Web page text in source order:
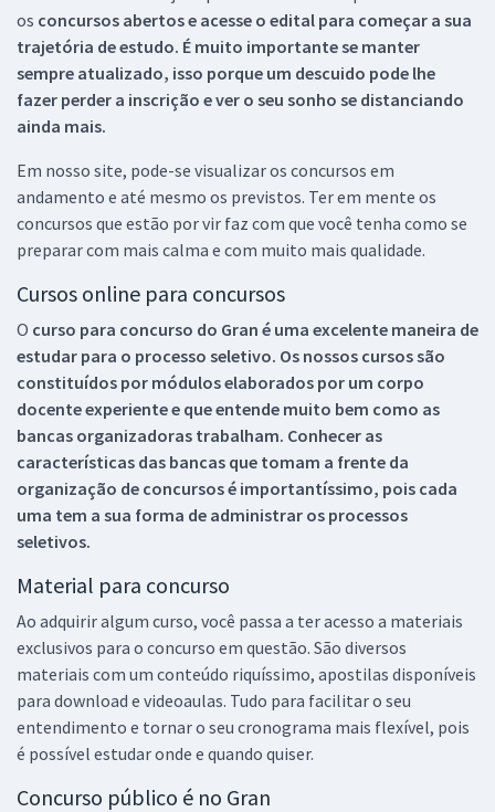
os concursos abertos e acesse o edital para começar a sua
trajetória de estudo. É muito importante se manter
sempre atualizado, isso porque um descuido pode lhe
fazer perder a inscrição e ver o seu sonho se distanciando
ainda mais.
Em nosso site, pode-se visualizar os concursos em
andamento e até mesmo os previstos. Ter em mente os
concursos que estão por vir faz com que você tenha como se
preparar com mais calma e com muito mais qualidade.
Cursos online para concursos
O curso para concurso do Gran é uma excelente maneira de
estudar para o processo seletivo. Os nossos cursos são
constituídos por módulos elaborados por um corpo
docente experiente e que entende muito bem como as
bancas organizadoras trabalham. Conhecer as
características das bancas que tomam a frente da
organização de concursos é importantíssimo, pois cada
uma tem a sua forma de administrar os processos
seletivos.
Material para concurso
Ao adquirir algum curso, você passa a ter acesso a materiais
exclusivos para o concurso em questão. São diversos
materiais com um conteúdo riquíssimo, apostilas disponíveis
para download e videoaulas. Tudo para facilitar o seu
entendimento e tornar o seu cronograma mais flexível, pois
é possível estudar onde e quando quiser.
Concurso público é no Gran